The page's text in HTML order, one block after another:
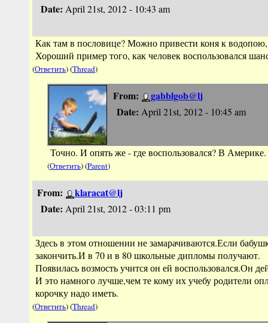
Date: April 21st, 2012 - 10:43 am
Как там в пословице? Можно привести коня к
Хороший пример того, как человек воспользовался
(Ответить) (Thread)
From:
gabblgob@lj
Date: April 21st, 2012 - 10:45 am
Точно. И опять же - где воспользовался? В
(Ответить) (Parent)
From:
klaracat@lj
Date: April 21st, 2012 - 03:11 pm
Здесь в этом отношении не замарачиваются.Если
закончить.И в 70 и в 80 школьные дипломы получают.
Появилась возмость учится он ей воспользовался.Он
И это намного лучше,чем те кому их учебу родители
корочку надо иметь.
(Ответить) (Thread)